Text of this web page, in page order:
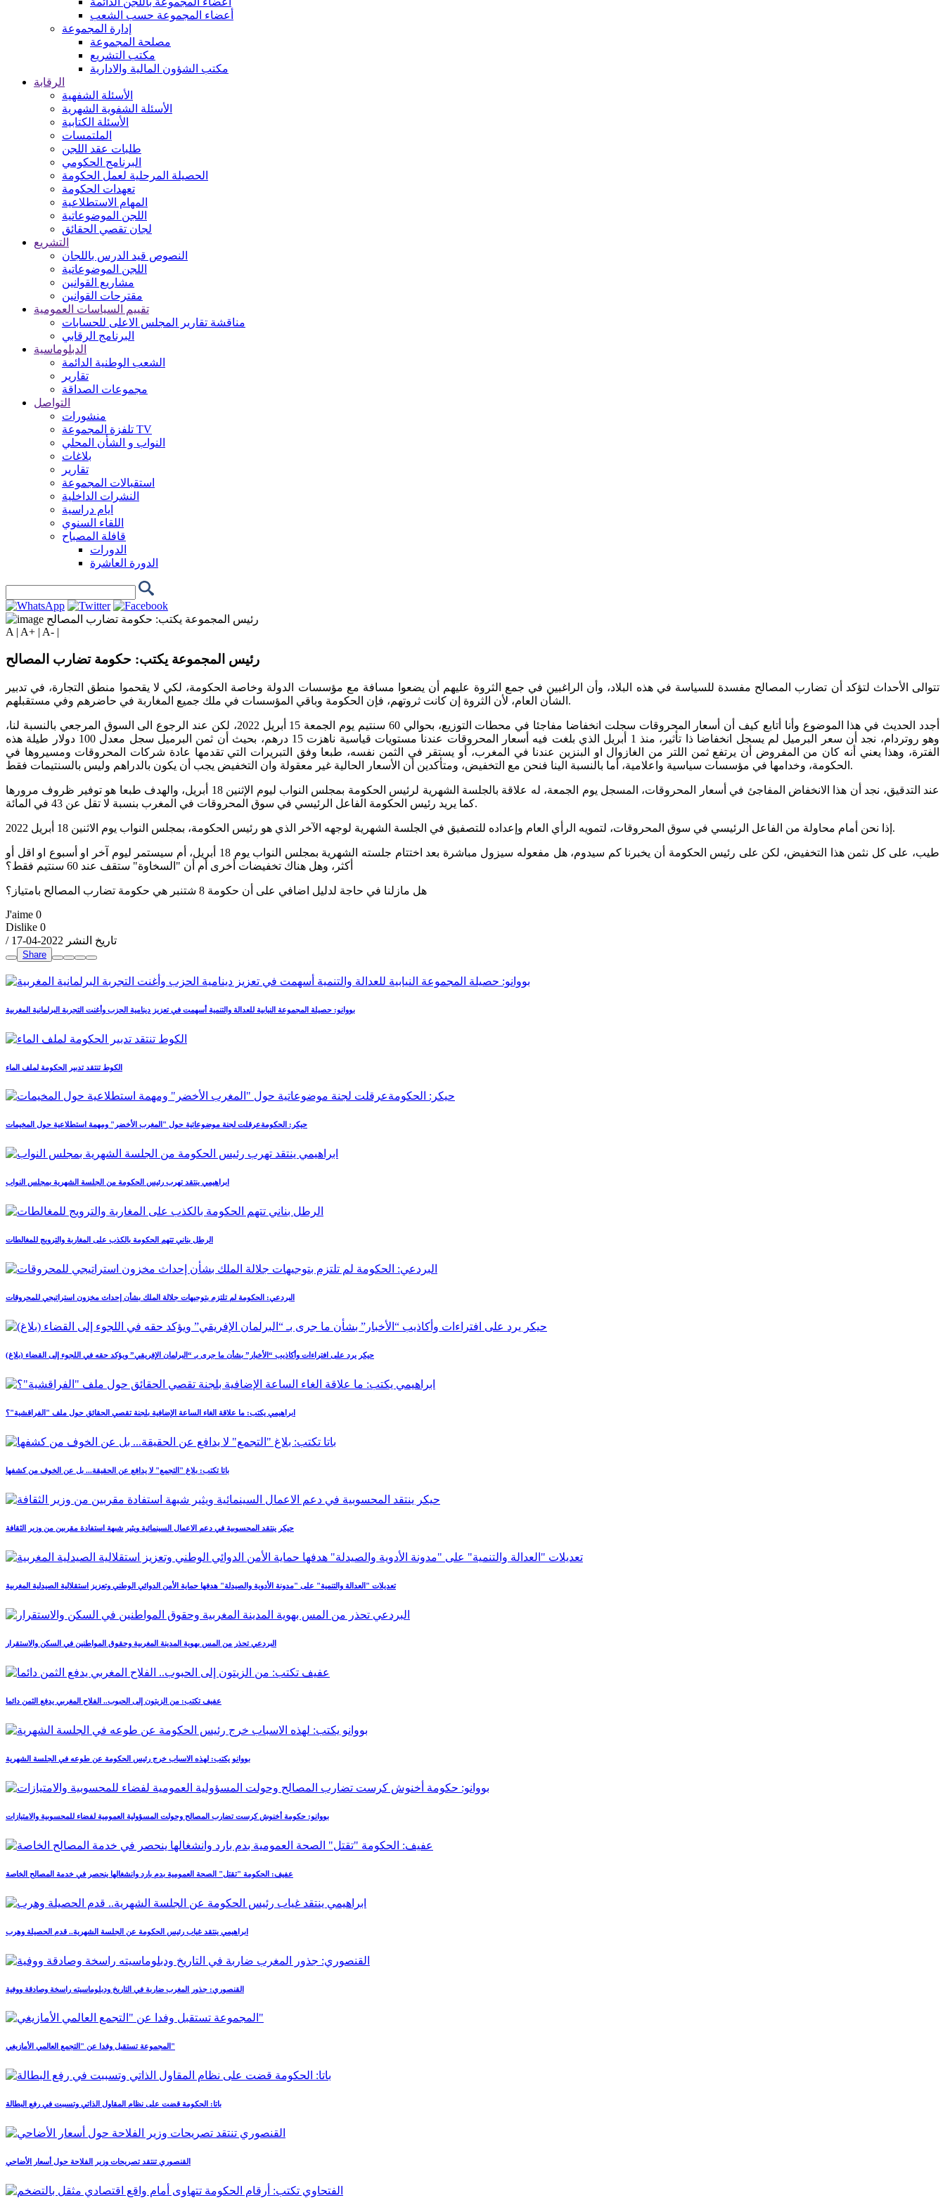
أعضاء المجموعة حسب الشعب
إدارة المجموعة
مصلحة المجموعة
مكتب التشريع
مكتب الشؤون المالية والادارية
الرقابة
الأسئلة الشفهية
الأسئلة الشفوية الشهرية
الأسئلة الكتابية
الملتمسات
طلبات عقد اللجن
البرنامج الحكومي
الحصيلة المرحلية لعمل الحكومة
تعهدات الحكومة
المهام الاستطلاعية
اللجن الموضوعاتية
لجان تقصي الحقائق
التشريع
النصوص قيد الدرس باللجان
اللجن الموضوعاتية
مشاريع القوانين
مقترحات القوانين
تقييم السياسات العمومية
مناقشة تقارير المجلس الاعلى للحسابات
البرنامج الرقابي
الدبلوماسية
الشعب الوطنية الدائمة
تقارير
مجموعات الصداقة
التواصل
منشورات
تلفزة المجموعة TV
النواب و الشأن المحلي
بلاغات
تقارير
استقبالات المجموعة
النشرات الداخلية
ايام دراسية
اللقاء السنوي
قافلة المصباح
الدورات
الدورة العاشرة
A | A+ | A- |
رئيس المجموعة يكتب: حكومة تضارب المصالح
تتوالى الأحداث لتؤكد أن تضارب المصالح مفسدة للسياسة في هذه البلاد، وأن الراغبين في جمع الثروة عليهم أن يضعوا مسافة مع مؤسسات الدولة وخاصة الحكومة، لكي لا يقحموا منطق التجارة، في تدبير
الشأن العام، لأن الثروة إن كانت ثروتهم، فإن الحكومة وباقي المؤسسات في ملك جميع المغاربة في حاضرهم وفي مستقبلهم.
أجدد الحديث في هذا الموضوع وأنا أتابع كيف أن أسعار المحروقات سجلت انخفاضا مفاجئا في محطات التوزيع، بحوالي 60 سنتيم يوم الجمعة 15 أبريل 2022، لكن عند الرجوع الى السوق المرجعي بالنسبة لنا،
وهو روتردام، نجد أن سعر البرميل لم يسجل انخفاضا ذا تأثير، منذ 1 أبريل الذي بلغت فيه أسعار المحروقات عندنا مستويات قياسية ناهزت 15 درهم، بحيث أن ثمن البرميل سجل معدل 100 دولار طيلة هذه
الفترة، وهذا يعني أنه كان من المفروض أن يرتفع ثمن اللتر من الغازوال او البنزين عندنا في المغرب، أو يستقر في الثمن نفسه، طبعا وفق التبريرات التي تقدمها عادة شركات المحروقات ومسيروها في
الحكومة، وخدامها في مؤسسات سياسية واعلامية، أما بالنسبة الينا فنحن مع التخفيض، ومتأكدين أن الأسعار الحالية غير معقولة وان التخفيض يجب أن يكون بالدراهم وليس بالسنتيمات فقط.
عند التدقيق، نجد أن هذا الانخفاض المفاجئ في أسعار المحروقات، المسجل يوم الجمعة، له علاقة بالجلسة الشهرية لرئيس الحكومة بمجلس النواب ليوم الإثنين 18 أبريل، والهدف طبعا هو توفير ظروف مرورها
كما يريد رئيس الحكومة الفاعل الرئيسي في سوق المحروقات في المغرب بنسبة لا تقل عن 43 في المائة.
إذا نحن أمام محاولة من الفاعل الرئيسي في سوق المحروقات، لتمويه الرأي العام وإعداده للتصفيق في الجلسة الشهرية لوجهه الآخر الذي هو رئيس الحكومة، بمجلس النواب يوم الاثنين 18 أبريل 2022.
طيب، على كل نثمن هذا التخفيض، لكن على رئيس الحكومة أن يخبرنا كم سيدوم، هل مفعوله سيزول مباشرة بعد اختتام جلسته الشهرية بمجلس النواب يوم 18 أبريل، أم سيستمر ليوم آخر او أسبوع او اقل أو
هل مازلنا في حاجة لدليل اضافي على أن حكومة 8 شتنبر هي حكومة تضارب المصالح بامتياز؟
J'aime 0
Dislike 0
/ تاريخ النشر 2022-04-17
Share
بووانو: حصيلة المجموعة النيابية للعدالة والتنمية أسهمت في تعزيز دينامية الحزب وأغنت التجربة البرلمانية المغربية
الكوط تنتقد تدبير الحكومة لملف الماء
حيكر: الحكومةعرقلت لجنة موضوعاتية حول "المغرب الأخضر" ومهمة استطلاعية حول المخيمات
ابراهيمي ينتقد تهرب رئيس الحكومة من الجلسة الشهرية بمجلس النواب
الرطل بناني تتهم الحكومة بالكذب على المغاربة والترويج للمغالطات
البردعي: الحكومة لم تلتزم بتوجيهات جلالة الملك بشأن إحداث مخزون استراتيجي للمحروقات
حيكر يرد على افتراءات وأكاذيب “الأخبار” بشأن ما جرى بـ “البرلمان الإفريقي” ويؤكد حقه في اللجوء إلى القضاء (بلاغ)
ابراهيمي يكتب: ما علاقة الغاء الساعة الإضافية بلجنة تقصي الحقائق حول ملف "الفراقشية"؟
باتا تكتب: بلاغ "التجمع" لا يدافع عن الحقيقة... بل عن الخوف من كشفها
حيكر ينتقد المحسوبية في دعم الاعمال السينمائية ويثير شبهة استفادة مقربين من وزير الثقافة
تعديلات "العدالة والتنمية" على "مدونة الأدوية والصيدلة" هدفها حماية الأمن الدوائي الوطني وتعزيز استقلالية الصيدلية المغربية
البردعي تحذر من المس بهوية المدينة المغربية وحقوق المواطنين في السكن والاستقرار
عفيف تكتب: من الزيتون إلى الحبوب.. الفلاح المغربي يدفع الثمن دائما
بووانو يكتب: لهذه الاسباب خرج رئيس الحكومة عن طوعه في الجلسة الشهرية
بووانو: حكومة أخنوش كرست تضارب المصالح وحولت المسؤولية العمومية لفضاء للمحسوبية والامتيازات
عفيف: الحكومة "تقتل" الصحة العمومية بدم بارد وانشغالها ينحصر في خدمة المصالح الخاصة
ابراهيمي ينتقد غياب رئيس الحكومة عن الجلسة الشهرية.. قدم الحصيلة وهرب
القنصوري: جذور المغرب ضاربة في التاريخ ودبلوماسيته راسخة وصادقة ووفية
المجموعة تستقبل وفدا عن "التجمع العالمي الأمازيغي"
باتا: الحكومة قضت على نظام المقاول الذاتي وتسببت في رفع البطالة
القنصوري تنتقد تصريحات وزير الفلاحة حول أسعار الأضاحي